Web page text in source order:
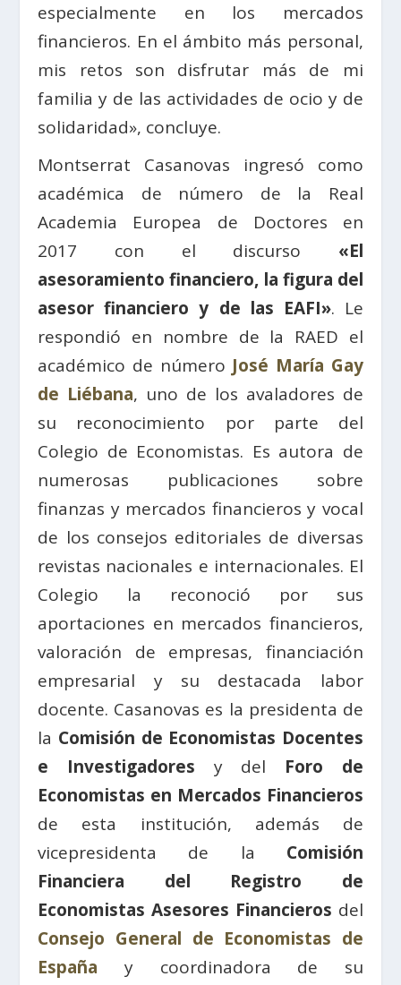
especialmente en los mercados
financieros. En el ámbito más personal,
mis retos son disfrutar más de mi
familia y de las actividades de ocio y de
solidaridad», concluye.
Montserrat Casanovas ingresó como
académica de número de la Real
Academia Europea de Doctores en
2017 con el discurso «El
asesoramiento financiero, la figura del
asesor financiero y de las EAFI». Le
respondió en nombre de la RAED el
académico de número José María Gay
de Liébana, uno de los avaladores de
su reconocimiento por parte del
Colegio de Economistas. Es autora de
numerosas publicaciones sobre
finanzas y mercados financieros y vocal
de los consejos editoriales de diversas
revistas nacionales e internacionales. El
Colegio la reconoció por sus
aportaciones en mercados financieros,
valoración de empresas, financiación
empresarial y su destacada labor
docente. Casanovas es la presidenta de
la Comisión de Economistas Docentes
e Investigadores y del Foro de
Economistas en Mercados Financieros
de esta institución, además de
vicepresidenta de la Comisión
Financiera del Registro de
Economistas Asesores Financieros del
Consejo General de Economistas de
España y coordinadora de su